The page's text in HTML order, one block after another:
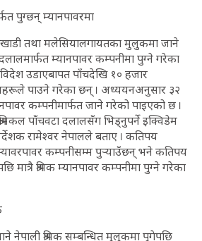
पुग्छन् म्यानपावरमा
तथा मलेसियालगायतका मुलुकमा जाने
म्यानपावर कम्पनीमा पुग्ने गरेका
उडाएबापत पाँचदेखि १० हजार
पाउने गरेका छन् । अध्ययनअनुसार ३२
कम्पनीमार्फत जाने गरेको पाइएको छ ।
पाँचवटा दलालसँग भिड्नुपर्ने इक्विडेम
रामेश्वर नेपालले बताए । कतिपय
कम्पनीसम्म पुर्‍याउँछन् भने कतिपय
मात्रै श्रमिक म्यानपावर कम्पनीमा पुग्ने गरेका
नेपाली श्रमिक सम्बन्धित मुलुकमा पुगेपछि